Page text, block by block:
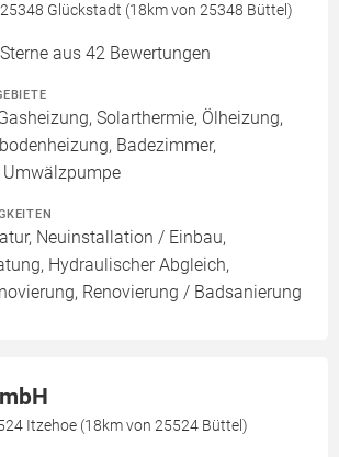
Glückstadt (18km von 25348 Büttel)
Sterne aus 42 Bewertungen
Solarthermie, Ölheizung,
Badezimmer,
Umwälzpumpe
Neuinstallation / Einbau,
Hydraulischer Abgleich,
Renovierung / Badsanierung
Itzehoe (18km von 25524 Büttel)